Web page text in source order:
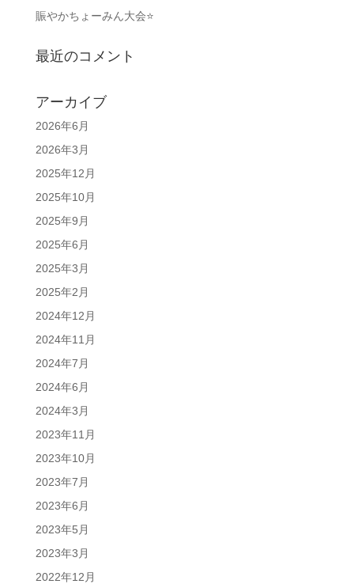
賑やかちょーみん大会⭐
最近のコメント
アーカイブ
2026年6月
2026年3月
2025年12月
2025年10月
2025年9月
2025年6月
2025年3月
2025年2月
2024年12月
2024年11月
2024年7月
2024年6月
2024年3月
2023年11月
2023年10月
2023年7月
2023年6月
2023年5月
2023年3月
2022年12月